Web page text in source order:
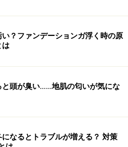
妙な肌感を演出。RMK カラーパフォー
ージュ（限定）4,500円（税抜き）／
で色々な表情を操れる。RMK カラー
い？ファンデーションガ浮く時の原
は
と頭が臭い……地肌の匂いが気にな
なるとトラブルが増える？ 対策